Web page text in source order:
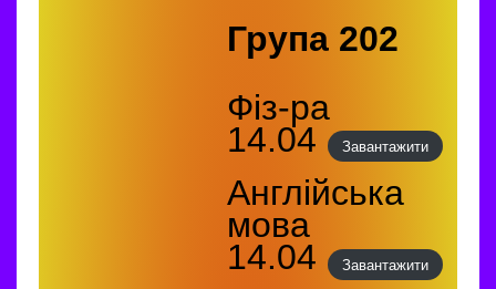
Група 202
Фіз-ра
14.04
Завантажити
Англійська
мова
14.04
Завантажити